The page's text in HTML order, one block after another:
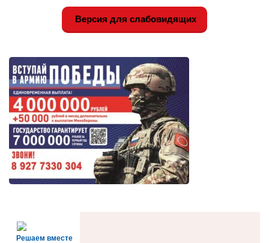
Версия для слабовидящих
Решаем вместе